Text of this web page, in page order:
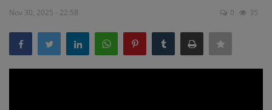
Canada
ਭਾਰਤ
Nov 30, 2025 - 22:58 0 35